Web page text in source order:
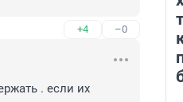
+4 –0
. если их